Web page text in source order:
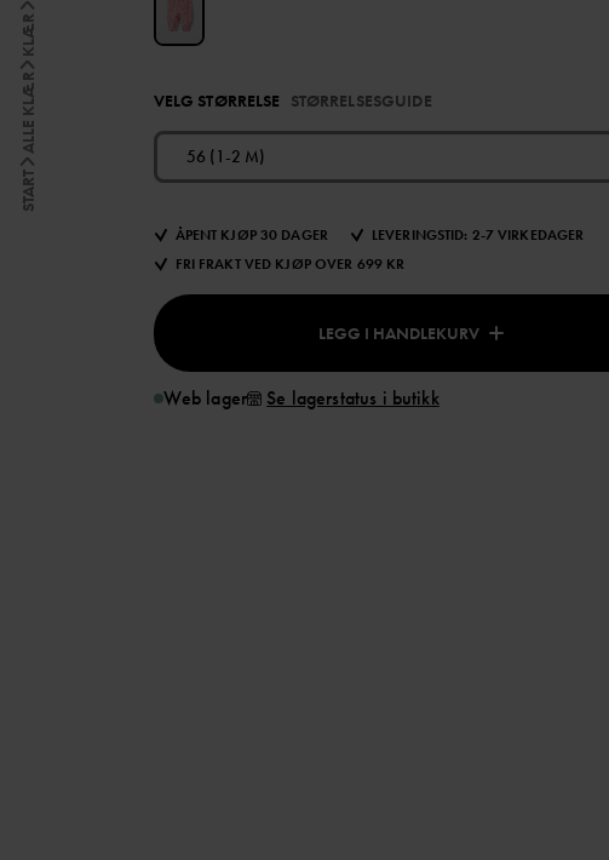
START
ALLE KLÆR
KLÆR
VELG STØRRELSE STØRRELSESGUIDE
56 (1-2 M)
ÅPENT KJØP 30 DAGER
LEVERINGSTID: 2-7 VIRKEDAGER
FRI FRAKT VED KJØP OVER 699 KR
LEGG I HANDLEKURV
Web lager Se lagerstatus i butikk